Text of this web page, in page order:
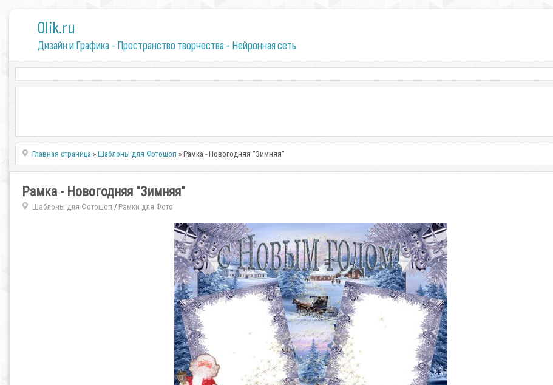
0lik.ru
Дизайн и Графика - Пространство творчества - Нейронная сеть
Главная страница »Шаблоны для Фотошоп » Рамка - Новогодняя "Зимняя"
Рамка - Новогодняя "Зимняя"
Шаблоны для Фотошоп / Рамки для Фото